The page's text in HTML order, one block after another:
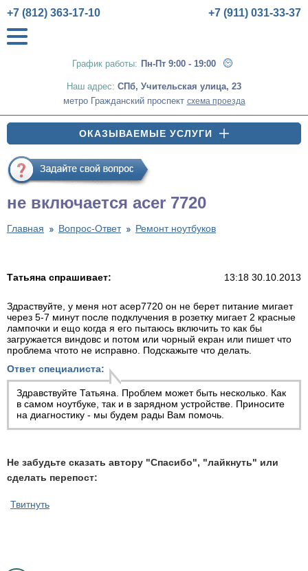
График работы: Пн-Пт 9:00 - 19:00
+7 (812) 363-17-10 +7 (911) 031-33-37
Наш адрес: СПб, Учительская улица, 23
метро Гражданский проспект схема проезда
ОКАЗЫВАЕМЫЕ УСЛУГИ
не включается acer 7720
Главная Вопрос-Ответ Ремонт ноутбуков
Татьяна спрашивает: 13:18 30.10.2013
Здраствуйте, у меня нот асер7720 он не берет питание мигает
через 5-7 минут после подклучения в розетку мигает 2 красные
лампочки и ещо когда я его пытаюсь включить то как бы
загружается виндовс и потом или чорный екран или пишет что
проблема чтото не исправно. Подскажыте что делать.
Ответ специалиста:
Здравствуйте Татьяна. Проблем может быть несколько. Как
в самом ноутбуке, так и в зарядном устройстве. Приносите
на диагностику - мы будем рады Вам помочь.
Не забудьте сказать автору "Спасибо", "лайкнуть" или
сделать перепост:
Твитнуть